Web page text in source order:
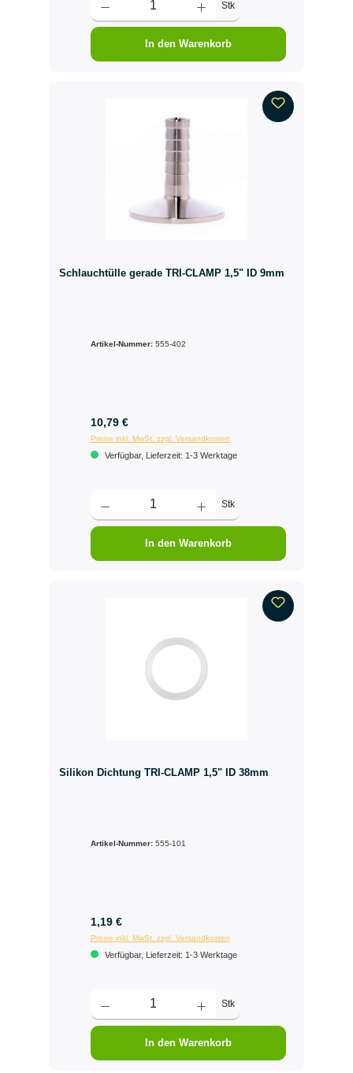
Stk
In den Warenkorb
Schlauchtülle gerade TRI-CLAMP 1,5" ID 9mm
Artikel-Nummer: 555-402
10,79 €
Preise inkl. MwSt. zzgl. Versandkosten
Verfügbar, Lieferzeit: 1-3 Werktage
Stk
In den Warenkorb
Silikon Dichtung TRI-CLAMP 1,5" ID 38mm
Artikel-Nummer: 555-101
1,19 €
Preise inkl. MwSt. zzgl. Versandkosten
Verfügbar, Lieferzeit: 1-3 Werktage
Stk
In den Warenkorb